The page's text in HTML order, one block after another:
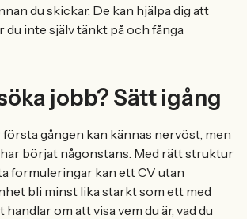
du skickar. De kan hjälpa dig att
inte själv tänkt på och fånga
jobb? Sätt igång
gången kan kännas nervöst, men
börjat någonstans. Med rätt struktur
formuleringar kan ett CV utan
bli minst lika starkt som ett med
om att visa vem du är, vad du